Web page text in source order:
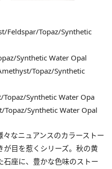
Feldspar/Topaz/Synthetic
Synthetic Water Opal
Topaz/Synthetic
Topaz/Synthetic Water Opa
Topaz/Synthetic Water Opal
なニュアンスのカラーストー
が目を惹くシリーズ。秋の黄
座に、豊かな色味のストー